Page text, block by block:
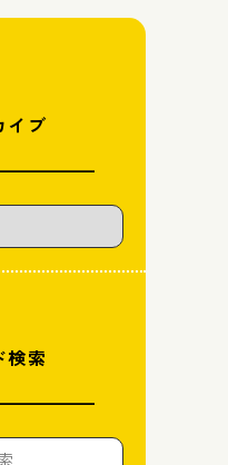
イブ
検索